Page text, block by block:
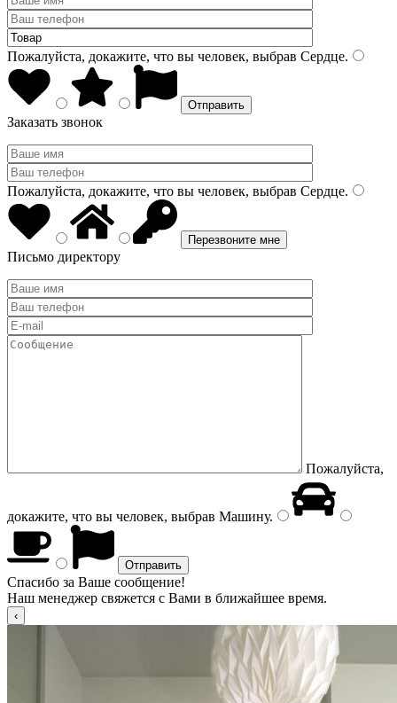
Пожалуйста, докажите, что вы человек, выбрав Сердце.
Заказать звонок
Пожалуйста, докажите, что вы человек, выбрав Сердце.
Письмо директору
Пожалуйста,
докажите, что вы человек, выбрав Машину.
Спасибо за Ваше сообщение!
Наш менеджер свяжется с Вами в ближайшее время.